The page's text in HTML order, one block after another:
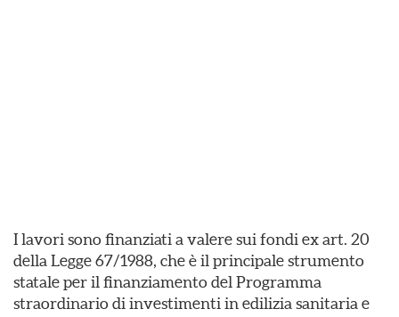
I lavori sono finanziati a valere sui fondi ex art. 20
della Legge 67/1988, che è il principale strumento
statale per il finanziamento del Programma
straordinario di investimenti in edilizia sanitaria e